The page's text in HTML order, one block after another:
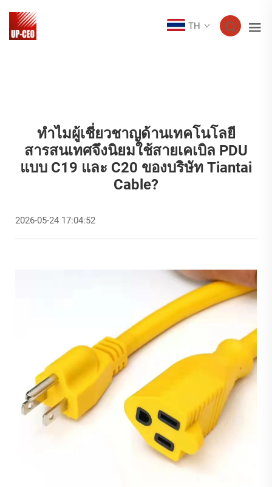
TH
ทำไมผู้เชี่ยวชาญด้านเทคโนโลยี
สารสนเทศจึงนิยมใช้สายเคเบิล PDU
แบบ C19 และ C20 ของบริษัท Tiantai
Cable?
2026-05-24 17:04:52